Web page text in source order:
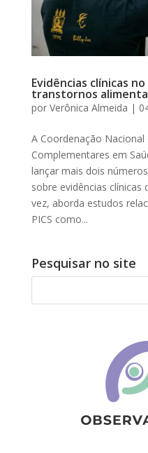
Evidências clínicas
transtornos
por Verônica Almeida |
A Coordenação
Complementares em
lançar mais dois
sobre evidências clínicas
vez, aborda estudos
PICS como...
Pesquisar no site